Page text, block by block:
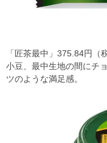
「匠茶最中」375.84円
小豆、最中生地の間にチ
ツのような満足感。